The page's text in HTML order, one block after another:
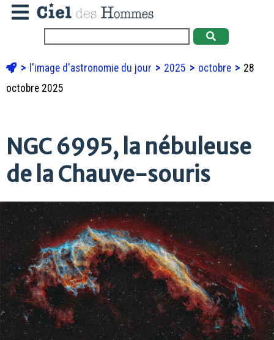
l'image d'astronomie du jour 2025 octobre
28
octobre 2025
NGC 6995, la nébuleuse
de la Chauve-souris